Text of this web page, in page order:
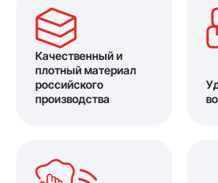
Качественный и
плотный материал
российского
производства